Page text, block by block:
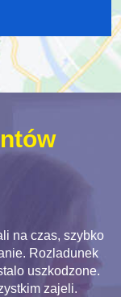
na czas, szybko
Rozladunek
uszkodzone.
zajeli.